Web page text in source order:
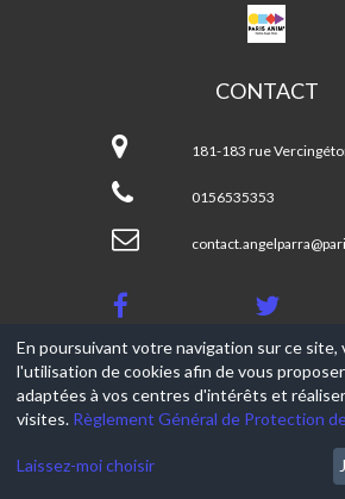
CPA
ANGEL
CONTACT
Angel
Parra
181-183 rue
0156535353
© 2017-2026, Ce site est propulsé par
CGV
En poursuivant votre navigation sur ce site,
l'utilisation de cookies afin de vous
adaptées à vos centres d'intérêts et
visites. Règlement Général de Protection
Laissez-moi choisir